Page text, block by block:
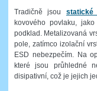
Tradičně jsou
kovového povlaku,
podklad. Metalizovaná
pole, zatímco izolační
ESD nebezpečím. Na
které jsou průhledné
disipativní, což je jejich